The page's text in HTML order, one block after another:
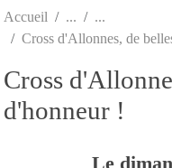
Accueil
Cross d'Allonnes, de
Cross
d'honneur !
Le